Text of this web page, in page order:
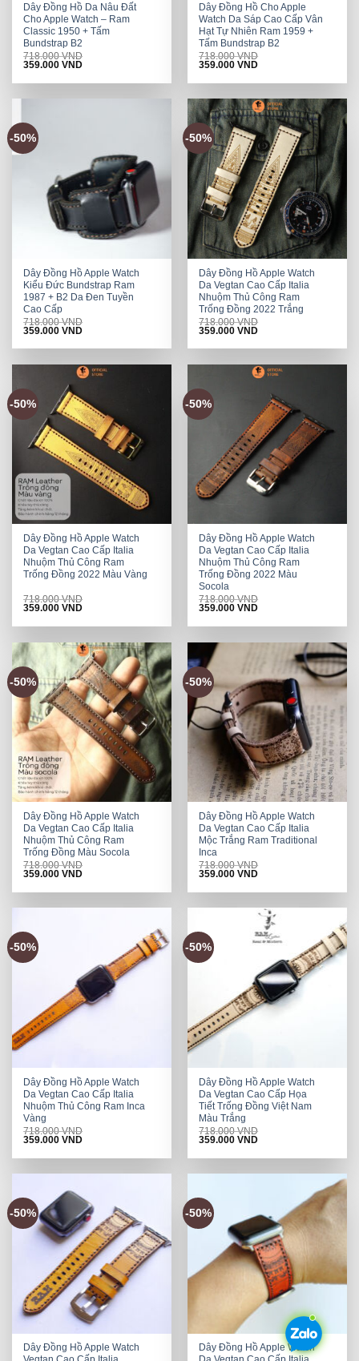
Dây Đồng Hồ Da Nâu Đất
Cho Apple Watch – Ram
Classic 1950 + Tấm
Bundstrap B2
718.000VND
Original
was:
359.000VNDCurrent
is:
Dây Đồng Hồ Cho Apple
Watch Da Sáp Cao Cấp Vân
Hạt Tự Nhiên Ram 1959 +
Tấm Bundstrap B2
718.000VND
Original
was:
359.000VNDCurrent
is:
-50%
Dây Đồng Hồ Apple Watch
Kiểu Đức Bundstrap Ram
1987 + B2 Da Đen Tuyền
Cao Cấp
718.000VND
Original
was:
359.000VNDCurrent
is:
-50%
Dây Đồng Hồ Apple Watch
Da Vegtan Cao Cấp Italia
Nhuộm Thủ Công Ram
Trống Đồng 2022 Trắng
718.000VND
Original
was:
359.000VNDCurrent
is:
-50%
Dây Đồng Hồ Apple Watch
Da Vegtan Cao Cấp Italia
Nhuộm Thủ Công Ram
Trống Đồng 2022 Màu Vàng
718.000VND
Original
was:
359.000VNDCurrent
is:
-50%
Dây Đồng Hồ Apple Watch
Da Vegtan Cao Cấp Italia
Nhuộm Thủ Công Ram
Trống Đồng 2022 Màu
Socola
718.000VND
Original
was:
359.000VNDCurrent
is:
-50%
Dây Đồng Hồ Apple Watch
Da Vegtan Cao Cấp Italia
Nhuộm Thủ Công Ram
Trống Đồng Màu Socola
718.000VND
Original
was:
359.000VNDCurrent
is:
-50%
Dây Đồng Hồ Apple Watch
Da Vegtan Cao Cấp Italia
Mộc Trắng Ram Traditional
Inca
718.000VND
Original
was:
359.000VNDCurrent
is:
-50%
Dây Đồng Hồ Apple Watch
Da Vegtan Cao Cấp Italia
Nhuộm Thủ Công Ram Inca
Vàng
718.000VND
Original
was:
359.000VNDCurrent
is:
-50%
Dây Đồng Hồ Apple Watch
Da Vegtan Cao Cấp Họa
Tiết Trống Đồng Việt Nam
Màu Trắng
718.000VND
Original
was:
359.000VNDCurrent
is:
-50%
Dây Đồng Hồ Apple Watch
-50%
Dây Đồng Hồ Apple Watch